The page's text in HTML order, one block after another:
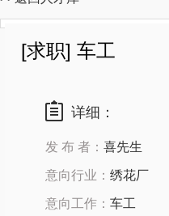
[求职] 车工
详细：
发 布 者： 喜先生
意向行业： 绣花厂
意向工作： 车工